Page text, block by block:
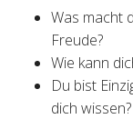
Was macht
Freude?
Wie kann
Du bist
dich wissen?